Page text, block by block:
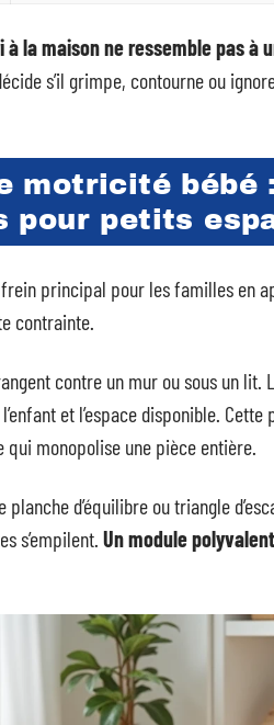
à la maison ne ressemble pas à
s’il grimpe, contourne ou
motricité
pour petits
frein principal pour les familles en
contrainte.
contre un mur ou sous un
et l’espace disponible.
qui monopolise une pièce entière.
planche d’équilibre ou triangle
s’empilent. Un module